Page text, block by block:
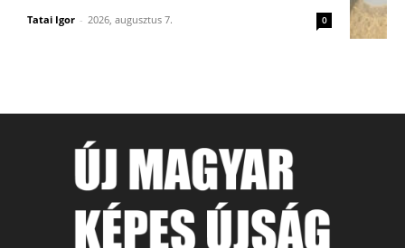
Tatai Igor - 2026, augusztus 7. 0